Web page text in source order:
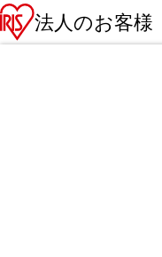
法人のお客様